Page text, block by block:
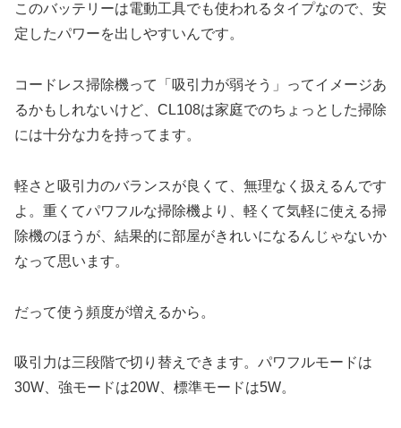
このバッテリーは電動工具でも使われるタイプなので、安
定したパワーを出しやすいんです。
コードレス掃除機って「吸引力が弱そう」ってイメージあ
るかもしれないけど、CL108は家庭でのちょっとした掃除
には十分な力を持ってます。
軽さと吸引力のバランスが良くて、無理なく扱えるんです
よ。重くてパワフルな掃除機より、軽くて気軽に使える掃
除機のほうが、結果的に部屋がきれいになるんじゃないか
なって思います。
だって使う頻度が増えるから。
吸引力は三段階で切り替えできます。パワフルモードは
30W、強モードは20W、標準モードは5W。